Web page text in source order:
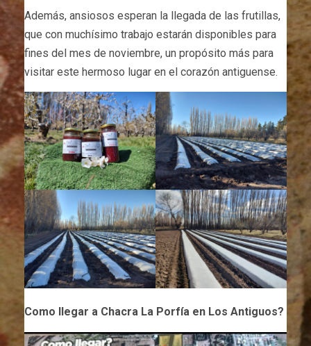
Además, ansiosos esperan la llegada de las frutillas,
que con muchísimo trabajo estarán disponibles para
fines del mes de noviembre, un propósito más para
visitar este hermoso lugar en el corazón antiguense.
Como llegar a Chacra La Porfía en Los Antiguos?